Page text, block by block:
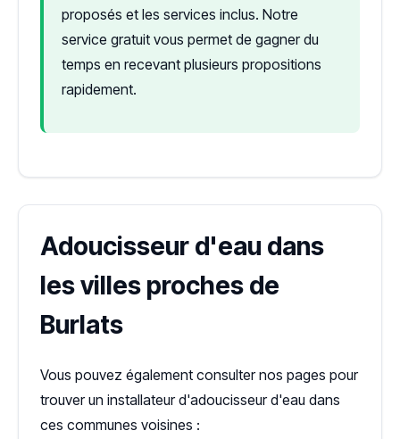
proposés et les services inclus. Notre
service gratuit vous permet de gagner du
temps en recevant plusieurs propositions
rapidement.
Adoucisseur d'eau dans
les villes proches de
Burlats
Vous pouvez également consulter nos pages pour
trouver un installateur d'adoucisseur d'eau dans
ces communes voisines :